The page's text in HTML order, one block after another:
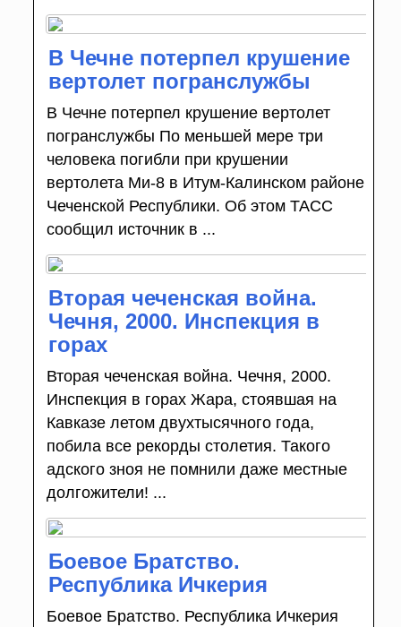
В Чечне потерпел крушение
вертолет погранслужбы
В Чечне потерпел крушение вертолет
погранслужбы По меньшей мере три
человека погибли при крушении
вертолета Ми-8 в Итум-Калинском районе
Чеченской Республики. Об этом ТАСС
сообщил источник в ...
Вторая чеченская война.
Чечня, 2000. Инспекция в
горах
Вторая чеченская война. Чечня, 2000.
Инспекция в горах Жара, стоявшая на
Кавказе летом двухтысячного года,
побила все рекорды столетия. Такого
адского зноя не помнили даже местные
долгожители! ...
Боевое Братство.
Республика Ичкерия
Боевое Братство. Республика Ичкерия